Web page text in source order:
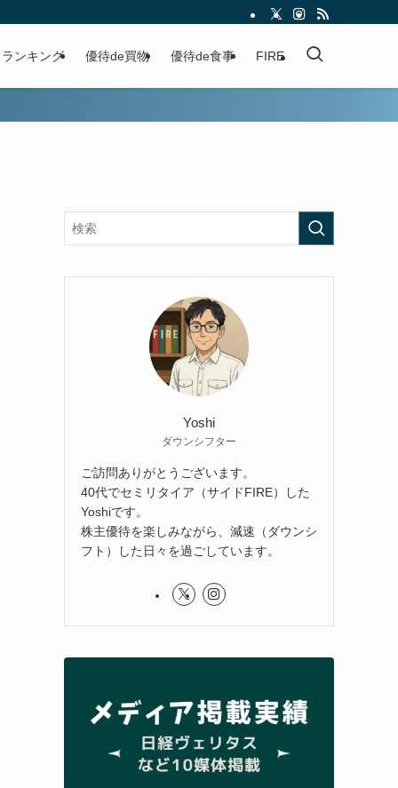
ランキング 優待de買物 優待de食事 FIRE
Yoshi
ダウンシフター
ご訪問ありがとうございます。
40代でセミリタイア（サイドFIRE）した
Yoshiです。
株主優待を楽しみながら、減速（ダウンシ
フト）した日々を過ごしています。